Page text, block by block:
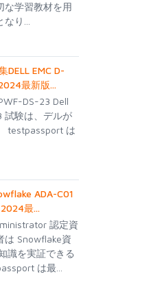
な学習教材を用
り...
DELL EMC D-
最新版...
DS-23 Dell
試験は、デルが
testpassport は
ADA-C01
最...
認定資
は Snowflake資
識を実証できる
は最...